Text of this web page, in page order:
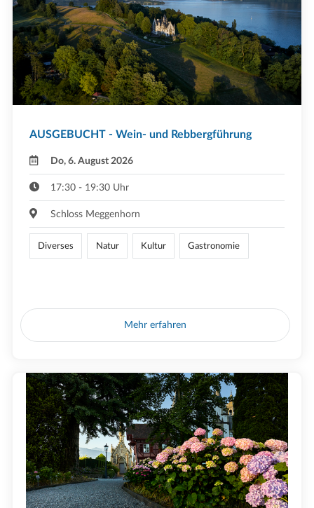
AUSGEBUCHT - Wein- und Rebbergführung
Do, 6. August 2026
17:30 - 19:30 Uhr
Schloss Meggenhorn
Diverses Natur Kultur Gastronomie
Mehr erfahren